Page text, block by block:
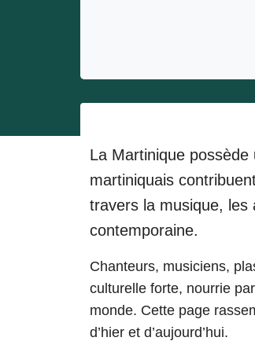
La Martinique
martiniquais
travers la musique, les
contemporaine.
Chanteurs, musiciens,
culturelle forte, nourrie
monde. Cette page
d’hier et d’aujourd’hui.